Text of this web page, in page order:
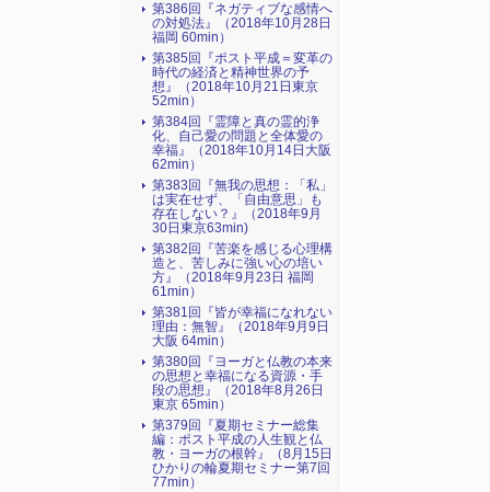
第386回『ネガティブな感情へ
の対処法』（2018年10月28日
福岡 60min）
第385回『ポスト平成＝変革の
時代の経済と精神世界の予
想』（2018年10月21日東京
52min）
第384回『霊障と真の霊的浄
化、自己愛の問題と全体愛の
幸福』（2018年10月14日大阪
62min）
第383回『無我の思想：「私」
は実在せず、「自由意思」も
存在しない？』（2018年9月
30日東京63min)
第382回『苦楽を感じる心理構
造と、苦しみに強い心の培い
方』（2018年9月23日 福岡
61min）
第381回『皆が幸福になれない
理由：無智』（2018年9月9日
大阪 64min）
第380回『ヨーガと仏教の本来
の思想と幸福になる資源・手
段の思想』（2018年8月26日
東京 65min）
第379回『夏期セミナー総集
編：ポスト平成の人生観と仏
教・ヨーガの根幹』（8月15日
ひかりの輪夏期セミナー第7回
77min）